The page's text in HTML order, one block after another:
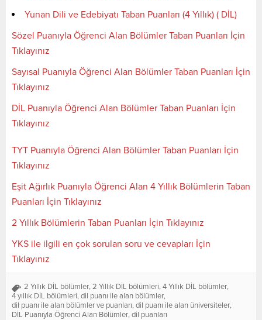
Yunan Dili ve Edebiyatı Taban Puanları (4 Yıllık) ( DİL)
Sözel Puanıyla Öğrenci Alan Bölümler Taban Puanları İçin
Tıklayınız
Sayısal Puanıyla Öğrenci Alan Bölümler Taban Puanları İçin
Tıklayınız
DİL Puanıyla Öğrenci Alan Bölümler Taban Puanları İçin
Tıklayınız
TYT Puanıyla Öğrenci Alan Bölümler Taban Puanları İçin
Tıklayınız
Eşit Ağırlık Puanıyla Öğrenci Alan 4 Yıllık Bölümlerin Taban
Puanları İçin Tıklayınız
2 Yıllık Bölümlerin Taban Puanları İçin Tıklayınız
YKS ile ilgili en çok sorulan soru ve cevapları İçin
Tıklayınız
2 Yıllık DİL bölümler,2 Yıllık DİL bölümleri,4 Yıllık DİL bölümler,
4 yıllık DİL bölümleri,dil puanı ile alan bölümler,
dil puanı ile alan bölümler ve puanları,dil puanı ile alan üniversiteler,
DİL Puanıyla Öğrenci Alan Bölümler,dil puanları